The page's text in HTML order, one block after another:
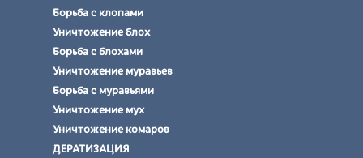
Борьба с клопами
Уничтожение блох
Борьба с блохами
Уничтожение муравьев
Борьба с муравьями
Уничтожение мух
Уничтожение комаров
ДЕРАТИЗАЦИЯ